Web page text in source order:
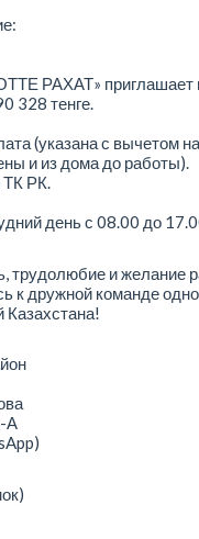
РАХАТ» приглашает
328 тенге.
(указана с вычетом
и из дома до работы).
ТК РК.
день с 08.00 до
трудолюбие и желание
к дружной команде
Казахстана!
А